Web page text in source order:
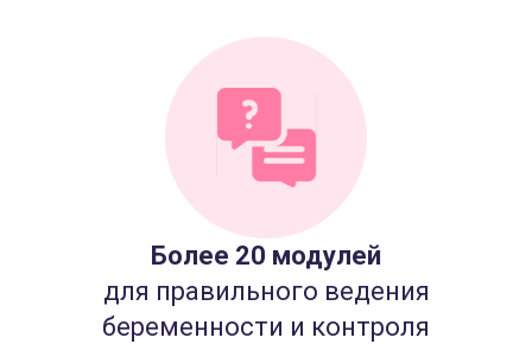
Более 20 модулей
для правильного ведения
беременности и контроля